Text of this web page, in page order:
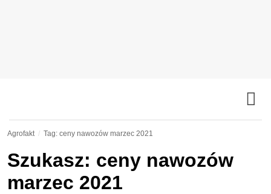
Agrofakt Tag: ceny nawozów marzec 2021
Szukasz: ceny nawozów
marzec 2021